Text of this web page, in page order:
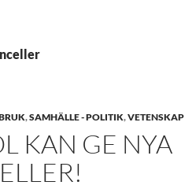
,SAMHÄLLE - POLITIK,VETENSKAP
KAN GE NYA